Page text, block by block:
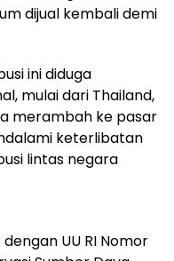
dijual kembali demi
ini diduga
mulai dari Thailand,
merambah ke pasar
keterlibatan
lintas negara
UU RI Nomor